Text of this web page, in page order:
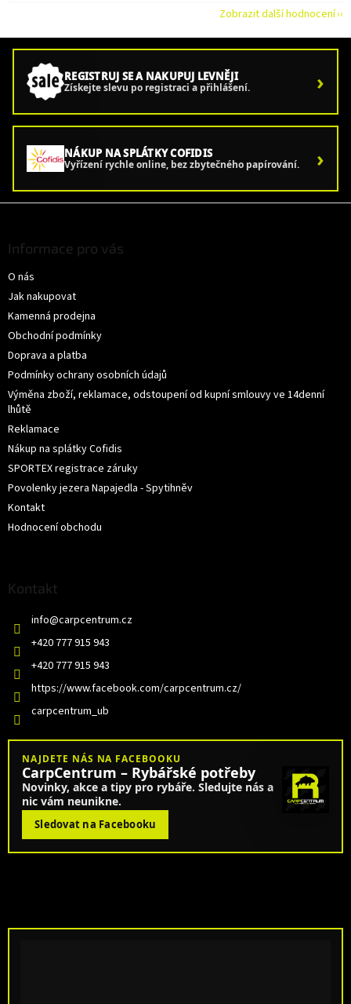
Zobrazit další hodnocení
REGISTRUJ SE A NAKUPUJ LEVNĚJI
Získejte slevu po registraci a přihlášení. ›
NÁKUP NA SPLÁTKY COFIDIS
Vyřízení rychle online, bez zbytečného papírování. ›
Informace pro vás
O nás
Jak nakupovat
Kamenná prodejna
Obchodní podmínky
Doprava a platba
Podmínky ochrany osobních údajů
Výměna zboží, reklamace, odstoupení od kupní smlouvy ve 14denní
lhůtě
Reklamace
Nákup na splátky Cofidis
SPORTEX registrace záruky
Povolenky jezera Napajedla - Spytihněv
Kontakt
Hodnocení obchodu
Kontakt
info@carpcentrum.cz
+420 777 915 943
+420 777 915 943
https://www.facebook.com/carpcentrum.cz/
carpcentrum_ub
NAJDETE NÁS NA FACEBOOKU
CarpCentrum – Rybářské potřeby
Novinky, akce a tipy pro rybáře. Sledujte nás a
nic vám neunikne.
Sledovat na Facebooku